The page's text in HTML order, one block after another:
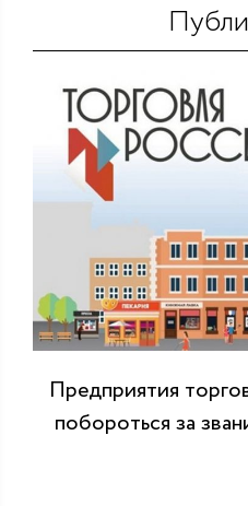
Предприятия
побороться за